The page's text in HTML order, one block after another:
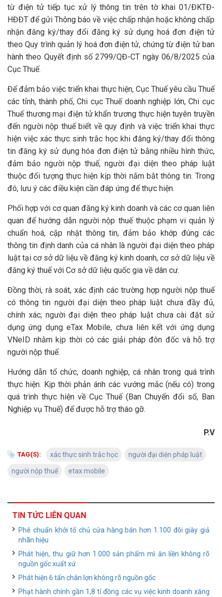
từ điện tử tiếp tục xử lý thông tin trên tờ khai 01/ĐKTĐ-
HĐĐT để gửi Thông báo về việc chấp nhận hoặc không chấp
nhận đăng ký/thay đổi đăng ký sử dụng hoá đơn điện tử
theo Quy trình quản lý hoá đơn điện tử, chứng từ điện tử ban
hành theo Quyết định số 2799/QĐ-CT ngày 06/8/2025 của
Cục Thuế.
Để đảm bảo việc triển khai thực hiện, Cục Thuế yêu cầu Thuế
các tỉnh, thành phố, Chi cục Thuế doanh nghiệp lớn, Chi cục
Thuế thương mại điện tử khẩn trương thực hiện tuyên truyền
đến người nộp thuế biết về quy định và việc triển khai thực
hiện việc xác thực sinh trắc học khi đăng ký/thay đổi thông
tin đăng ký sử dụng hóa đơn điện tử bằng nhiều hình thức,
đảm bảo người nộp thuế, người đại diện theo pháp luật
thuộc đối tượng thực hiện kịp thời nắm bắt thông tin. Trong
đó, lưu ý các điều kiện cần đáp ứng để thực hiện.
Phối hợp với cơ quan đăng ký kinh doanh và các cơ quan liên
quan để hướng dẫn người nộp thuế thuộc phạm vi quản lý
chuẩn hoá, cập nhật thông tin, đảm bảo khớp đúng các
thông tin định danh của cá nhân là người đại diện theo pháp
luật tại cơ sở dữ liệu về đăng ký kinh doanh, cơ sở dữ liệu về
đăng ký thuế với Cơ sở dữ liệu quốc gia về dân cư.
Đồng thời, rà soát, xác định các trường hợp người nộp thuế
có thông tin người đại diện theo pháp luật chưa đầy đủ,
chính xác; người đại diện theo pháp luật chưa cài đặt sử
dụng ứng dụng eTax Mobile, chưa liên kết với ứng dụng
VNeID nhằm kịp thời có các giải pháp đôn đốc và hỗ trợ
người nộp thuế.
Hướng dẫn tổ chức, doanh nghiệp, cá nhân trong quá trình
thực hiện. Kịp thời phản ánh các vướng mắc (nếu có) trong
quá trình thực hiện về Cục Thuế (Ban Chuyển đổi số, Ban
Nghiệp vụ Thuế) để được hỗ trợ tháo gỡ.
P.V
TAG(S): xác thực sinh trắc học người đại diện pháp luật
người nộp thuế etax mobile
TIN TỨC LIÊN QUAN
Phê chuẩn khởi tố chủ cửa hàng bán hơn 1.100 đôi giày giả
nhãn hiệu
Phát hiện, thu giữ hơn 1.000 sản phẩm mì ăn liền không rõ
nguồn gốc xuất xứ
Phát hiện 6 tấn chân lợn không rõ nguồn gốc
Phạt hành chính gần 1,8 tỉ đồng các vụ việc kinh doanh xăng